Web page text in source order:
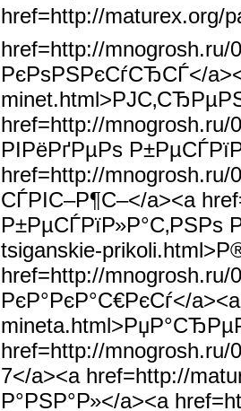
href=http://maturex.org/
href=http://
РєРѕРЅРєСѓСЂСЃ</
href=http://
РІРёРґРµРѕ
href=http://
СЃРІС–Р¶С–</a><a
Р±РµСЃРїР»Р°С‚РЅРѕ
tsiganskie-
href=http://
РєР°РєР°С€РєСѓ</
href=http://
7</a><a href=http://
Р°РЅР°Р»</a><a